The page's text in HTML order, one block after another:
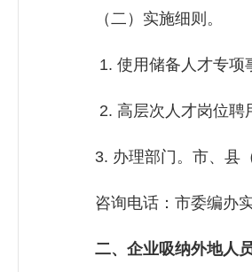
（二）实施细则。
1. 使用储备人才专项事
2. 高层次人才岗位聘用
3. 办理部门。市、县（
咨询电话：市委编办实
二、企业吸纳外地人员